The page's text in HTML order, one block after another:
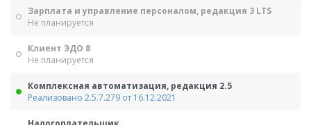
Зарплата и управление персоналом, редакция 3 LTS
Не планируется
Клиент ЭДО 8
Не планируется
Комплексная автоматизация, редакция 2.5
Реализовано 2.5.7.279 от 16.12.2021